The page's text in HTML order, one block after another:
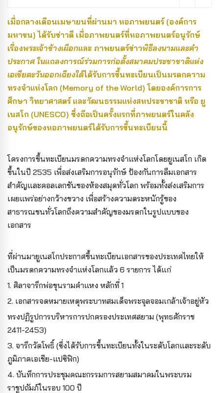
เมื่อกลางเดือนเมษายนที่ผ่านมา หอภาพยนตร์ (องค์การ
มหาชน) ได้รับข่าวดี เมื่อภาพยนตร์ที่หอภาพยนตร์อนุรักษ์
เรื่องพระเจ้าช้างเผือกและ ภาพยนตร์ข่าวพิธีลงนามและคำ
ประกาศ ในแถลงการณ์ร่วมการก่อตั้งสมาคมประชาชาติแห่ง
เอเชียตะวันออกเฉียงใต้ได้รับการขึ้นทะเบียนเป็นมรดกความ
ทรงจำแห่งโลก (Memory of the World) โดยองค์การการ
ศึกษา วิทยาศาสตร์ และวัฒนธรรมแห่งสหประชาชาติ หรือ ยู
เนสโก (UNESCO) ซึ่งถือเป็นครั้งแรกที่ภาพยนตร์ในคลัง
อนุรักษ์ของหอภาพยนตร์ได้รับการขึ้นทะเบียนนี้
โครงการขึ้นทะเบียนมรดกความทรงจำแห่งโลกโดยยูเนสโก เกิด
ขึ้นในปี 2535 เพื่อส่งเสริมการอนุรักษ์ ป้องกันการลืมเอกสาร
สำคัญและคอลเลกชันของห้องสมุดทั่วโลก พร้อมทั้งส่งเสริมการ
เผยแพร่อย่างกว้างขวาง เพื่อสร้างความตระหนักรู้ของ
สาธารณชนทั่วโลกถึงความสำคัญของมรดกในรูปแบบของ
เอกสาร
ที่ผ่านมายูเนสโกประกาศขึ้นทะเบียนเอกสารของประเทศไทยให้
เป็นมรดกความทรงจำแห่งโลกแล้ว 6 รายการ ได้แก่
1. ศิลาจารึกพ่อขุนรามคำแหง หลักที่ 1
2. เอกสารจดหมายเหตุพระบาทสมเด็จพระจุลจอมเกล้าเจ้าอยู่หัว
ทรงปฏิรูปการบริหารการปกครองประเทศสยาม (พุทธศักราช
2411-2453)
3. จารึกวัดโพธิ์ (ซึ่งได้รับการขึ้นทะเบียนทั้งในระดับโลกและระดับ
ภูมิภาคเอเชีย-แปซิฟิก)
4. บันทึกการประชุมคณะกรรมการสยามสมาคมในพระบรม
ราชูปถัมภ์ในรอบ 100 ปี